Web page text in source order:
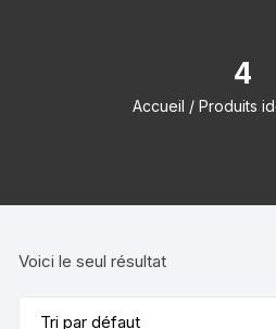
4
Accueil / Produits
Voici le seul résultat